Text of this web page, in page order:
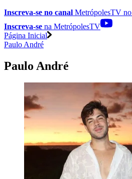
Inscreva-se no canal MetrópolesTV no
Inscreva-se na MetrópolesTV
Página Inicial
Paulo André
Paulo André